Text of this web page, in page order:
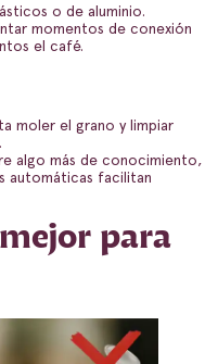
o de aluminio.
momentos de conexión
el café.
moler el grano y limpiar
algo más de conocimiento,
automáticas facilitan
para